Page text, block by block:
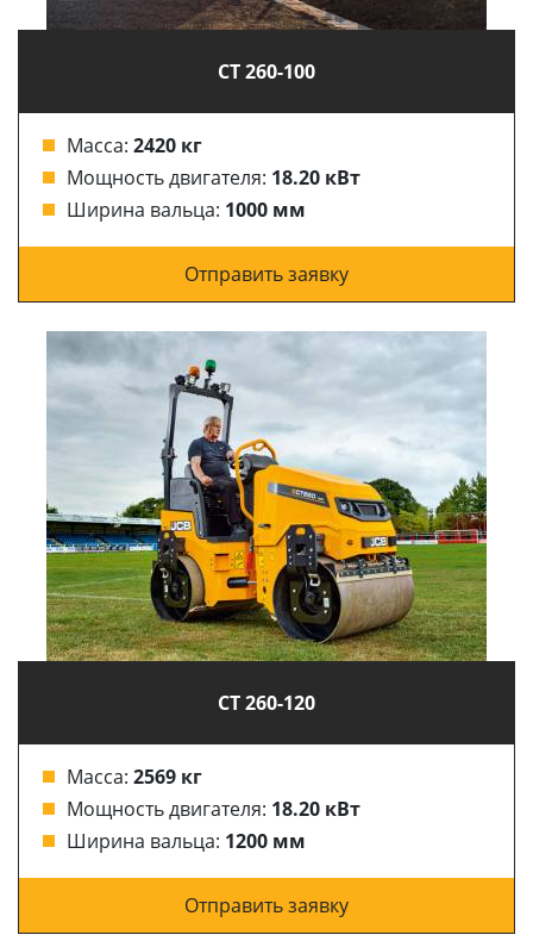
CT 260-100
Масса: 2420 кг
Мощность двигателя: 18.20 кВт
Ширина вальца: 1000 мм
Отправить заявку
CT 260-120
Масса: 2569 кг
Мощность двигателя: 18.20 кВт
Ширина вальца: 1200 мм
Отправить заявку